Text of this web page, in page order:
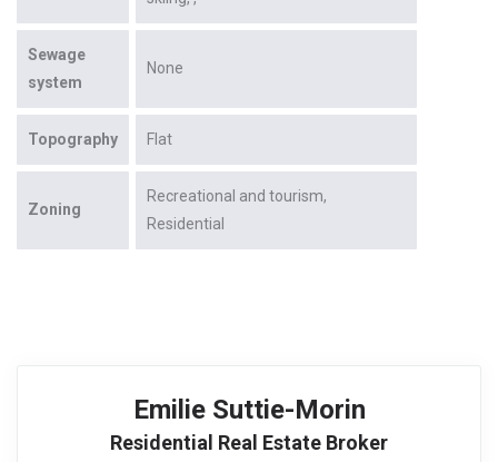
Sewage
system
None
Topography Flat
Zoning
Recreational and tourism
Residential
Emilie Suttie-Morin
Residential Real Estate Broker